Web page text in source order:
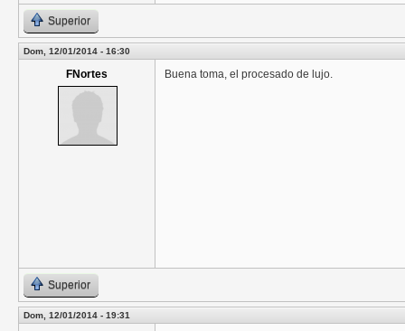
Superior
Dom, 12/01/2014 - 16:30
FNortes Buena toma, el procesado de lujo.
Superior
Dom, 12/01/2014 - 19:31